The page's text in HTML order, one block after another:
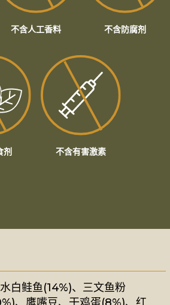
不含人工香料 不含防腐剂
剂 不含有害激素
白鲑鱼(14%)、三文鱼粉